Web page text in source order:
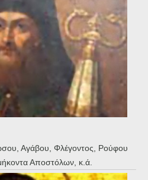
Αγάβου, Φλέγοντος, Ρούφου
Αποστόλων, κ.ά.